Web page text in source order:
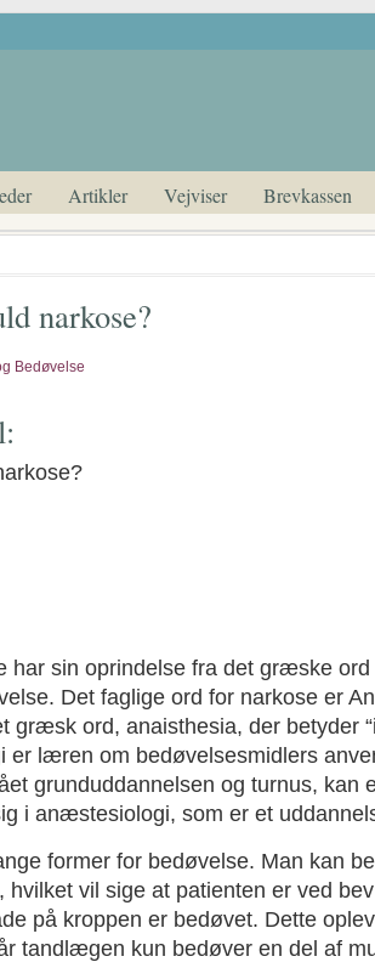
Artikler Vejviser Brevkassen
narkose?
Bedøvelse
har sin oprindelse fra det græske
Det faglige ord for narkose er
græsk ord, anaisthesia, der betyder
er læren om bedøvelsesmidlers
grunduddannelsen og turnus, kan
i anæstesiologi, som er et
former for bedøvelse. Man kan
hvilket vil sige at patienten er ved
på kroppen er bedøvet. Dette
tandlægen kun bedøver en del af